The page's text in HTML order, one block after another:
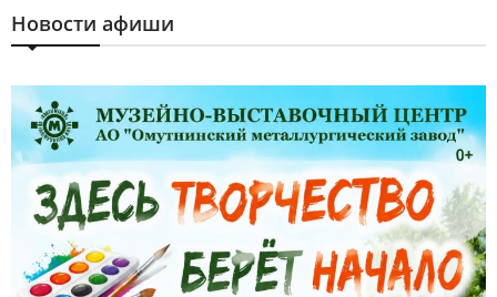
Новости афиши